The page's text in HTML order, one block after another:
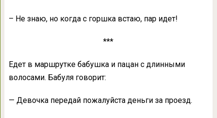
– Не знаю, но когда с горшка встаю, пар идет!
***
Едет в маршрутке бабушка и пацан с длинными
волосами. Бабуля говорит:
— Девочка передай пожалуйста деньги за проезд.